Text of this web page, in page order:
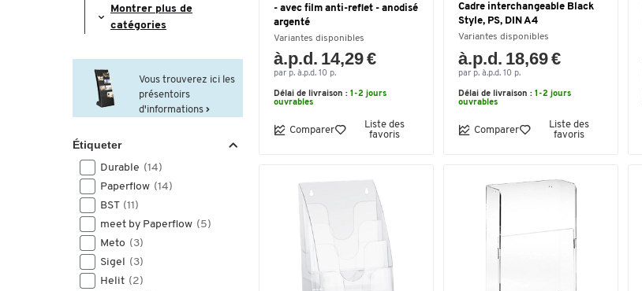
Montrer plus de
catégories
Vous trouverez ici les
présentoirs
d'informations
Étiqueter
Durable (14)
Paperflow (14)
BST (11)
meet by Paperflow (5)
Meto (3)
Sigel (3)
Helit (2)
- avec film anti-reflet - anodisé
argenté
Variantes disponibles
à.p.d. 14,29 €
par p. à.p.d. 10 p.
Délai de livraison : 1-2 jours
ouvrables
Comparer
Liste des
favoris
Cadre interchangeable Black
Style, PS, DIN A4
Variantes disponibles
à.p.d. 18,69 €
par p. à.p.d. 10 p.
Délai de livraison : 1-2 jours
ouvrables
Comparer
Liste des
favoris